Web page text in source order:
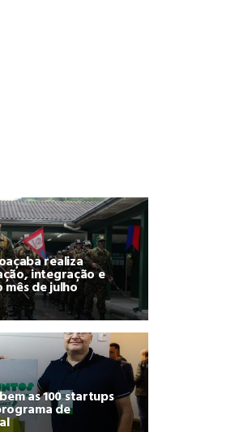
realiza
integração e
de julho
as 100 startups
de